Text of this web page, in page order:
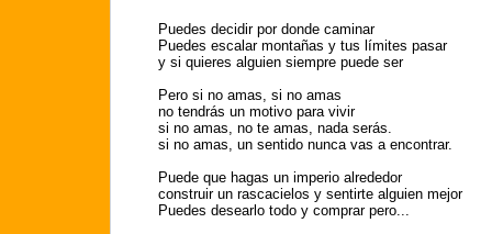
Puedes decidir por donde caminar
Puedes escalar montañas y tus límites pasar
y si quieres alguien siempre puede ser
Pero si no amas, si no amas
no tendrás un motivo para vivir
si no amas, no te amas, nada serás.
si no amas, un sentido nunca vas a encontrar.
Puede que hagas un imperio alrededor
construir un rascacielos y sentirte alguien mejor
Puedes desearlo todo y comprar pero...